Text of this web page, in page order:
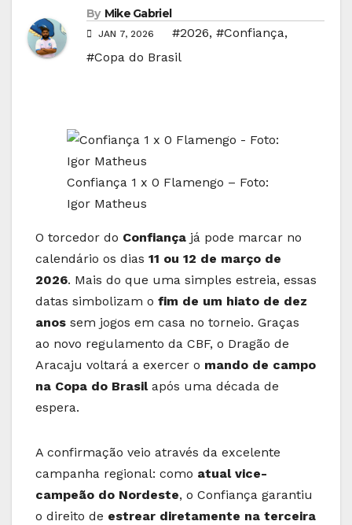
By Mike Gabriel
JAN 7, 2026 #2026, #Confiança,
#Copa do Brasil
Confiança 1 x 0 Flamengo – Foto:
Igor Matheus
O torcedor do Confiança já pode marcar no
calendário os dias 11 ou 12 de março de
2026. Mais do que uma simples estreia, essas
datas simbolizam o fim de um hiato de dez
anos sem jogos em casa no torneio. Graças
ao novo regulamento da CBF, o Dragão de
Aracaju voltará a exercer o mando de campo
na Copa do Brasilapós uma década de
espera.
A confirmação veio através da excelente
campanha regional: como atual vice-
campeão do Nordeste, o Confiança garantiu
o direito de estrear diretamente na terceira